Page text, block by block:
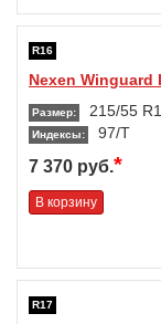
R16
Nexen Winguard
Размер: 215/55
Индексы: 97/T
7 370 руб.*
В корзину
R17